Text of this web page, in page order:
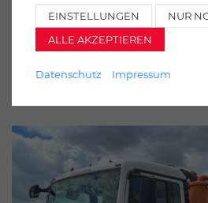
MAN TG-S Saug +
6x2-2 BL Leistikow
EINSTELLUNGEN
NUR
ALLE AKZEPTIEREN
Datenschutz Impressum